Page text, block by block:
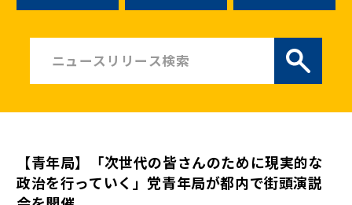
党基本情報
参加・サポート
【青年局】「次世代の皆さんのために現実的な
政治を行っていく」党青年局が都内で街頭演説